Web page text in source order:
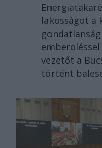
lakosságot a
vezetőt a
történt